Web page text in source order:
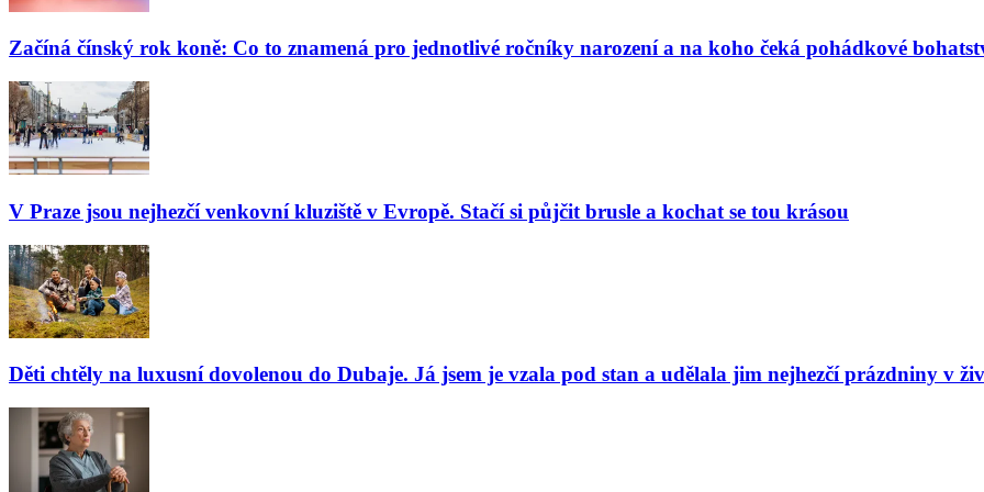
Začíná čínský rok koně: Co to znamená pro jednotlivé ročníky narození a na koho čeká pohádkové
V Praze jsou nejhezčí venkovní kluziště v Evropě. Stačí si půjčit brusle a kochat se tou krásou
Děti chtěly na luxusní dovolenou do Dubaje. Já jsem je vzala pod stan a udělala jim nejhezčí prázdniny v